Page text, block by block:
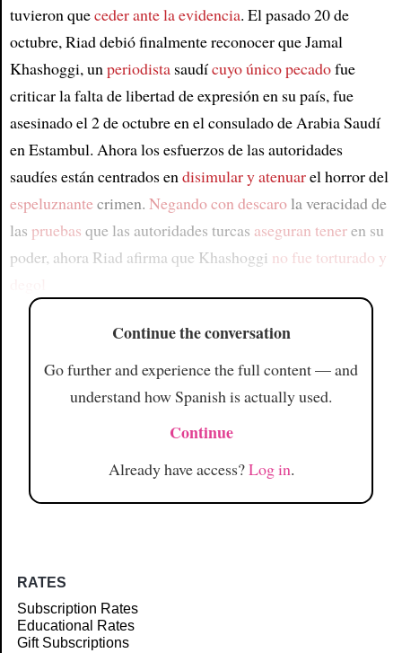
tuvieron queceder ante la evidencia. El pasado 20 de
octubre, Riad debió finalmente reconocer que Jamal
Khashoggi, unperiodistasaudícuyo único pecadofue
criticar la falta de libertad de expresión en su país, fue
asesinado el 2 de octubre en el consulado de Arabia Saudí
en Estambul. Ahora los esfuerzos de las autoridades
saudíes están centrados endisimular y atenuarel horror del
espeluznantecrimen. Negando con descarola veracidad de
las pruebas que las autoridades turcas aseguran teneren su
poder, ahora Riad afirma que Khashoggi no fue torturado y
Continue the conversation
Go further and experience the full content — and
understand how Spanish is actually used.
Continue
Already have access?Log in.
RATES
Subscription Rates
Educational Rates
Gift Subscriptions